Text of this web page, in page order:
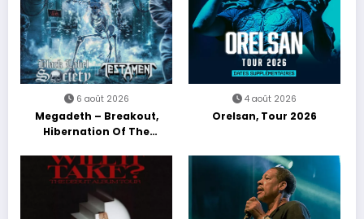
6 août 2026
Megadeth – Breakout,
Hibernation Of The
4 août 2026
Orelsan, Tour 2026